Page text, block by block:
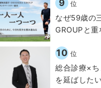
9 位
なぜ59歳の
GROUPと重
10 位
総合診療×
を延ばした